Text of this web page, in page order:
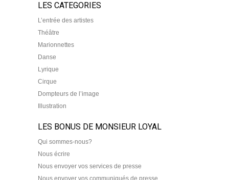
LES CATEGORIES
L’entrée des artistes
Théâtre
Marionnettes
Danse
Lyrique
Cirque
Dompteurs de l’image
Illustration
LES BONUS DE MONSIEUR LOYAL
Qui sommes-nous?
Nous écrire
Nous envoyer vos services de presse
Nous envoyer vos communiqués de presse